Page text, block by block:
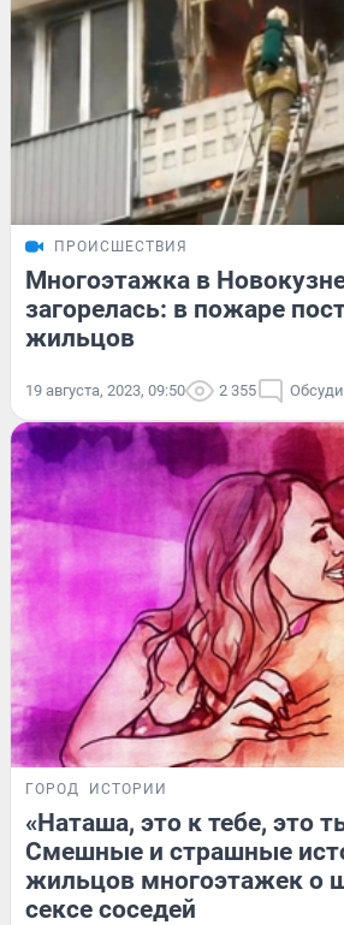
ПРОИСШЕСТВИЯ
Многоэтажка в
загорелась: в пожаре
жильцов
19 августа, 2023, 09:50 2 355
ГОРОД ИСТОРИИ
«Наташа, это к тебе, это
Смешные и страшные
жильцов многоэтажек о
сексе соседей